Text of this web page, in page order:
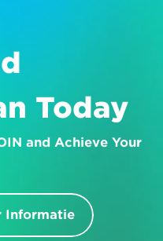
Today
and Achieve Your
Informatie